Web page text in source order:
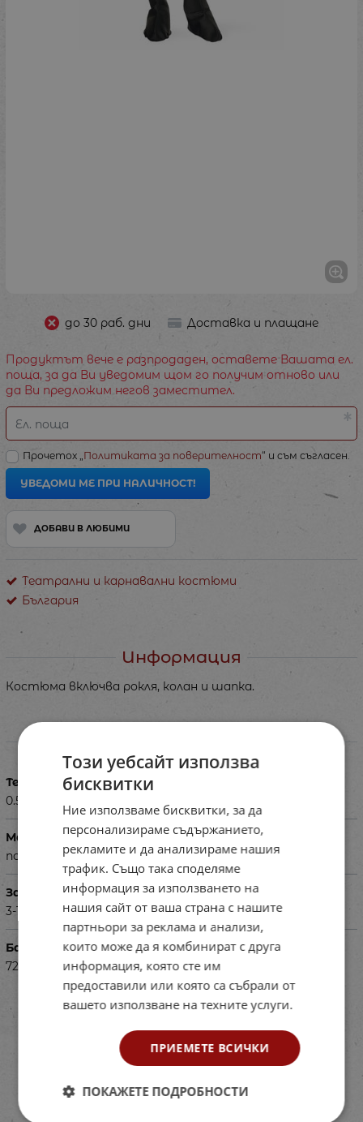
до 30 раб. дни Доставка и плащане
Продуктът вече е разпродаден, оставете Вашата ел.
поща, за да Ви уведомим щом го получим отново или
да Ви предложим негов заместител.
Ел. поща
Прочетох „Политиката за поверителност“ и съм съгласен.
УВЕДОМИ МЕ ПРИ НАЛИЧНОСТ!
ДОБАВИ В ЛЮБИМИ
Театрални и карнавални костюми
България
Информация
Костюма включва рокля, колан и шапка.
Тегло в кг
0.500
Материал
полар
За деца на възраст
3-18 год.
Баркод (ISBN, UPC, др.)
720264
Този уебсайт използва
бисквитки
Ние използваме бисквитки, за да
персонализираме съдържанието,
рекламите и да анализираме нашия
трафик. Също така споделяме
информация за използването на
нашия сайт от ваша страна с нашите
партньори за реклама и анализи,
които може да я комбинират с друга
информация, която сте им
предоставили или която са събрали от
вашето използване на техните услуги.
ПРИЕМЕТЕ ВСИЧКИ
ПОКАЖЕТЕ ПОДРОБНОСТИ